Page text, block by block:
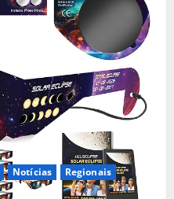
Notícias
Regionais